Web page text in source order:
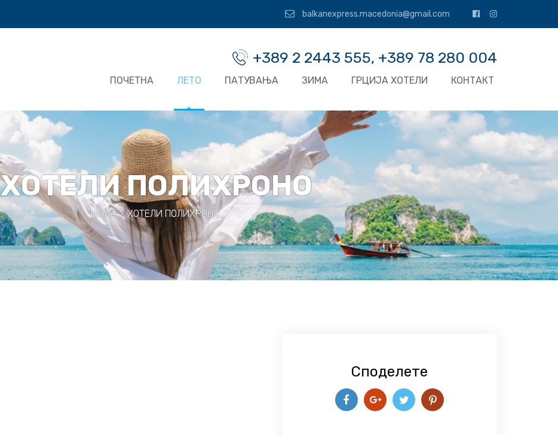
balkanexpress.macedonia@gmail.com
+389 2 2443 555, +389 78 280 004
ПОЧЕТНА ЛЕТО ПАТУВАЊА ЗИМА ГРЦИЈА ХОТЕЛИ КОНТАКТ
ХОТЕЛИ ПОЛИХРОНО
Home > ХОТЕЛИ ПОЛИХРОНО
Споделете